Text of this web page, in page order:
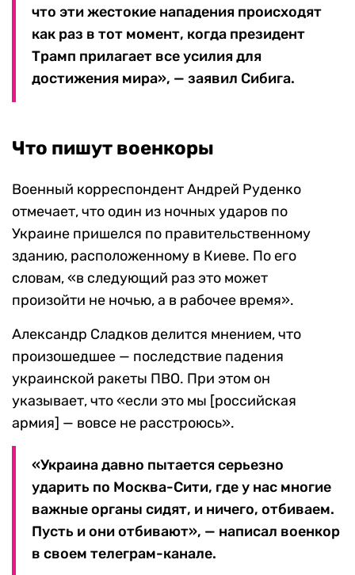
что эти жестокие нападения происходят
как раз в тот момент, когда президент
Трамп прилагает все усилия для
достижения мира», — заявил Сибига.
Что пишут военкоры
Военный корреспондент Андрей Руденко
отмечает, что один из ночных ударов по
Украине пришелся по правительственному
зданию, расположенному в Киеве. По его
словам, «в следующий раз это может
произойти не ночью, а в рабочее время».
Александр Сладков делится мнением, что
произошедшее — последствие падения
украинской ракеты ПВО. При этом он
указывает, что «если это мы [российская
армия] — вовсе не расстроюсь».
«Украина давно пытается серьезно
ударить по Москва-Сити, где у нас многие
важные органы сидят, и ничего, отбиваем.
Пусть и они отбивают», — написал военкор
в своем телеграм-канале.